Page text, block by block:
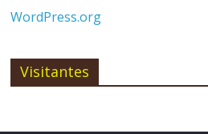
WordPress.org
Visitantes